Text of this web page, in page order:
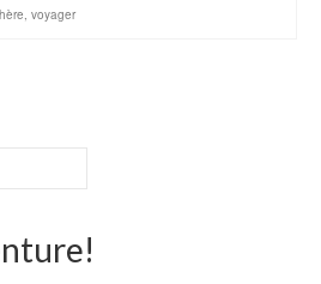
, voyager